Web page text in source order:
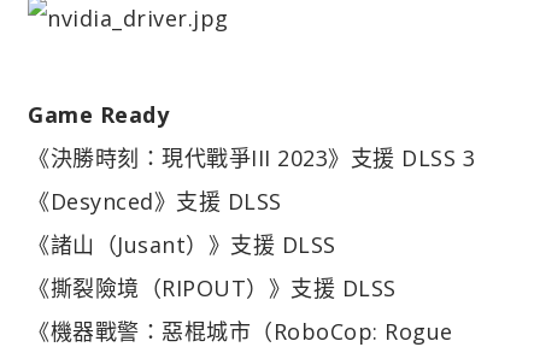
Game Ready
《決勝時刻：現代戰爭III 2023》支援 DLSS 3
《Desynced》支援 DLSS
《諸山（Jusant）》支援 DLSS
《撕裂險境（RIPOUT）》支援 DLSS
《機器戰警：惡棍城市（RoboCop: Rogue